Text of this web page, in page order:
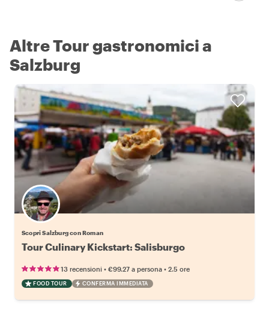
Altre Tour gastronomici a
Salzburg
Scopri Salzburg con Roman
Tour Culinary Kickstart: Salisburgo
13 recensioni • €99.27 a persona • 2.5 ore
FOOD TOUR CONFERMA IMMEDIATA